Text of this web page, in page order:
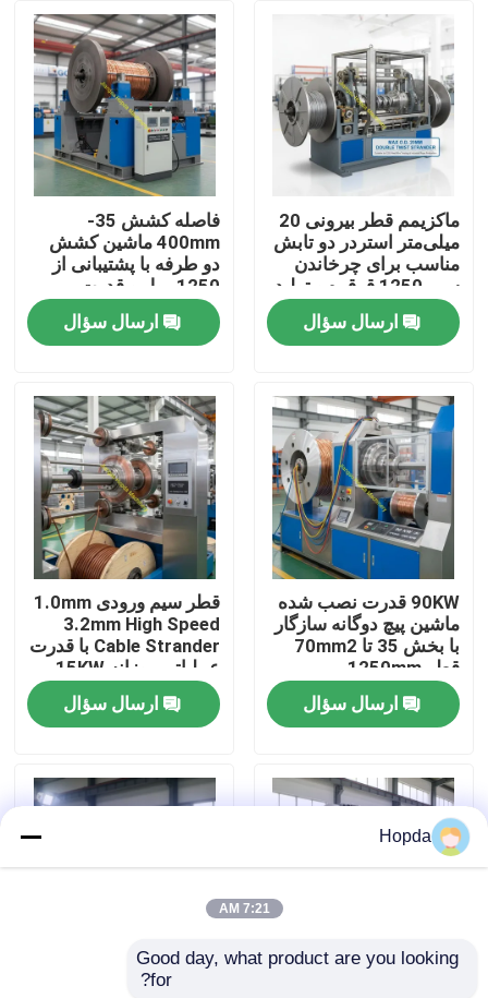
محصولات
ویدیوها
بازدید از کارخانه
کنترل کیفیت
با ما تماس بگیرید
اخبار
ماکزیمم قطر بیرونی 20
میلی‌متر استردر دو تابش
مناسب برای چرخاندن
سیم 1250 قرقره و تولید
طناب صنعتی
ارسال سؤال
فاصله کشش 35-
400mm ماشین کشش
دو طرفه با پشتیبانی از
1250 رول و قدرت
عملیاتی روزانه 15KW که
برای تولید سیم کابل
طراحی شده است
ارسال سؤال
90KW قدرت نصب شده
ماشین پیچ دوگانه سازگار
با بخش 35 تا 70mm2
قطر 1250mm
ارسال سؤال
قطر سیم ورودی 1.0mm
3.2mm High Speed
Cable Strander با قدرت
عملیاتی روزانه 15KW
برای تولید کابل
ارسال سؤال
حداکثر سرعت چرخش
Hopda
7:21 AM
Good day, what product are you looking
for?